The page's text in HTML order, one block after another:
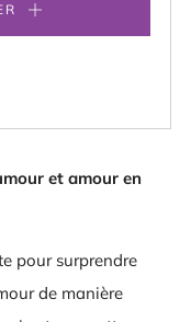
et amour en
pour surprendre
de manière